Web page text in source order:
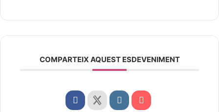
COMPARTEIX AQUEST ESDEVENIMENT